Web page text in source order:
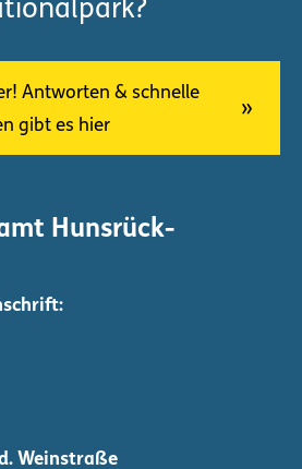
Antworten & schnelle
gibt es hier
Hunsrück-